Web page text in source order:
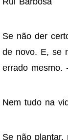
Se não der
de novo. E, se
errado mesmo.
Nem tudo na
Se não plantar,